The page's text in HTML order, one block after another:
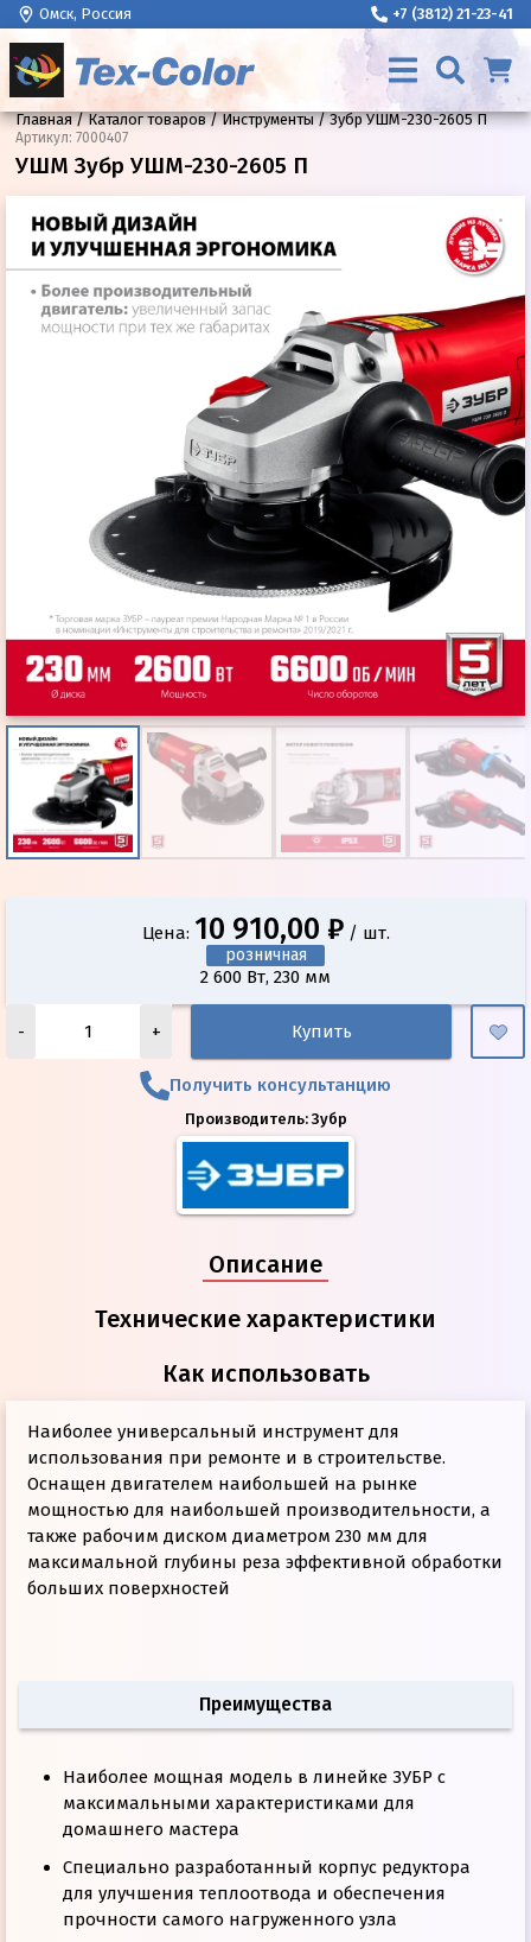
Омск, Россия +7 (3812) 21-23-41
Главная Каталог товаров Инструменты Зубр УШМ-230-2605 П
Артикул: 7000407
УШМ Зубр УШМ-230-2605 П
Цена: 10 910,00 ₽/ шт.
розничная
2 600 Вт, 230 мм
- + Купить
Получить консультанцию
Производитель:Зубр
Описание
Технические характеристики
Как использовать
Наиболее универсальный инструмент для
использования при ремонте и в строительстве.
Оснащен двигателем наибольшей на рынке
мощностью для наибольшей производительности, а
также рабочим диском диаметром 230 мм для
максимальной глубины реза эффективной обработки
больших поверхностей
Преимущества
Наиболее мощная модель в линейке ЗУБР с
максимальными характеристиками для
домашнего мастера
Специально разработанный корпус редуктора
для улучшения теплоотвода и обеспечения
прочности самого нагруженного узла